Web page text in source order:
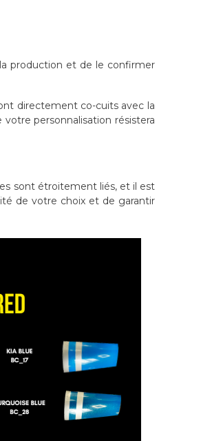
production et de le confirmer
directement co-cuits avec la
personnalisation résistera
sont étroitement liés, et il est
de votre choix et de garantir